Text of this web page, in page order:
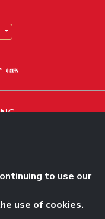
to use our
use of cookies.